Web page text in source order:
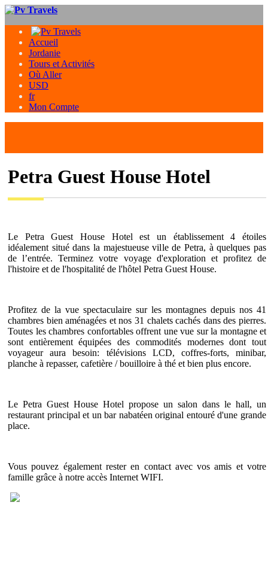
Accueil
Jordanie
Tours et Activités
Où Aller
USD
fr
Mon Compte
Petra Guest House Hotel
Le Petra Guest House Hotel est un établissement 4 étoiles
idéalement situé dans la majestueuse ville de Petra, à quelques pas
de l’entrée. Terminez votre voyage d'exploration et profitez de
l'histoire et de l'hospitalité de l'hôtel Petra Guest House.
Profitez de la vue spectaculaire sur les montagnes depuis nos 41
chambres bien aménagées et nos 31 chalets cachés dans des pierres.
Toutes les chambres confortables offrent une vue sur la montagne et
sont entièrement équipées des commodités modernes dont tout
voyageur aura besoin: télévisions LCD, coffres-forts, minibar,
planche à repasser, cafetière / bouilloire à thé et bien plus encore.
Le Petra Guest House Hotel propose un salon dans le hall, un
restaurant principal et un bar nabatéen original entouré d'une grande
place.
Vous pouvez également rester en contact avec vos amis et votre
famille grâce à notre accès Internet WIFI.